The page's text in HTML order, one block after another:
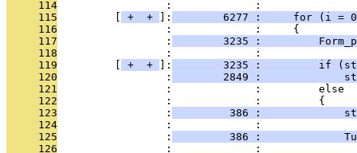
     114
                 :             :
     115
+ + ]:
6277 :     for (i =
     116
                 :             :     {
     117
                 :
3235 :
     118
                 :             :
     119
+ + ]:
3235 :         if
     120
                 :
2849 :
     121
                 :             :         else
     122
                 :             :         {
     123
                 :
386 :
     124
                 :             :
     125
                 :
386 :
     126
:             :